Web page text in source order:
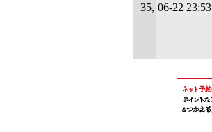
35, 06-22 23:53